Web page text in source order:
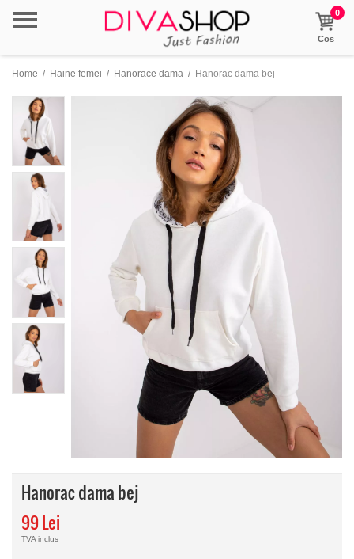
0
Cos
Home / Haine femei / Hanorace dama / Hanorac dama bej
Hanorac dama bej
99 Lei
TVA inclus